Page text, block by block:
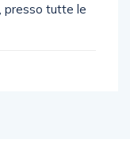
presso tutte le